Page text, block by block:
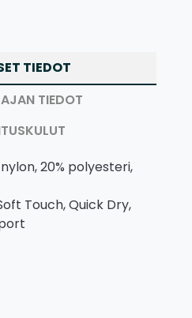
TIEDOT
TIEDOT
20% polyesteri,
Touch, Quick Dry,